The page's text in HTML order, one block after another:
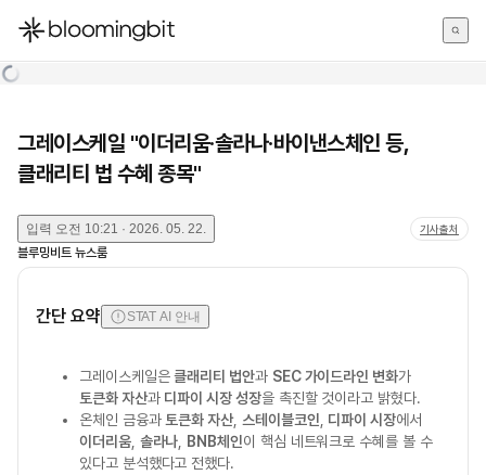
한국어
그레이스케일 "이더리움·솔라나·바이낸스체인 등,
클래리티 법 수혜 종목"
입력 오전 10:21 · 2026. 05. 22. 기사출처
블루밍비트 뉴스룸
간단 요약 STAT AI 안내
그레이스케일은클래리티 법안과 SEC 가이드라인 변화가
토큰화 자산과 디파이 시장 성장을 촉진할 것이라고 밝혔다.
온체인 금융과 토큰화 자산, 스테이블코인 디파이 시장에서
이더리움, 솔라나 BNB체인이 핵심 네트워크로 수혜를 볼 수
있다고 분석했다고 전했다.